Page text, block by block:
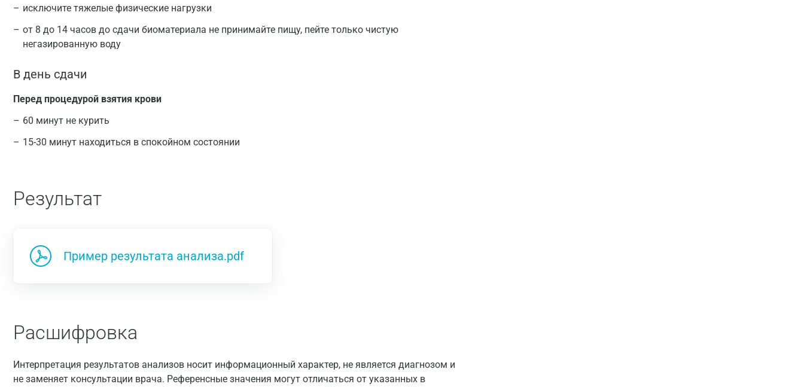
исключите тяжелые физические нагрузки
от 8 до 14 часов до сдачи биоматериала не принимайте пищу, пейте только чистую
негазированную воду
В день сдачи
Перед процедурой взятия крови
60 минут не курить
15-30 минут находиться в спокойном состоянии
Результат
Пример результата анализа.pdf
Расшифровка
Интерпретация результатов анализов носит информационный характер, не является диагнозом и
не заменяет консультации врача. Референсные значения могут отличаться от указанных в
Великий Новгород